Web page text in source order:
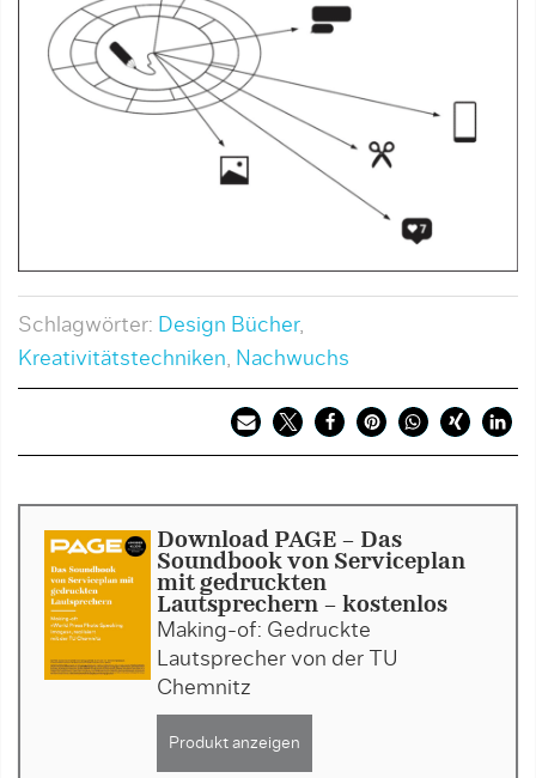
Schlagwörter: Design Bücher,
Kreativitätstechniken, Nachwuchs
Download PAGE - Das
Soundbook von Serviceplan
mit gedruckten
Lautsprechern - kostenlos
Making-of: Gedruckte
Lautsprecher von der TU
Chemnitz
Produkt anzeigen